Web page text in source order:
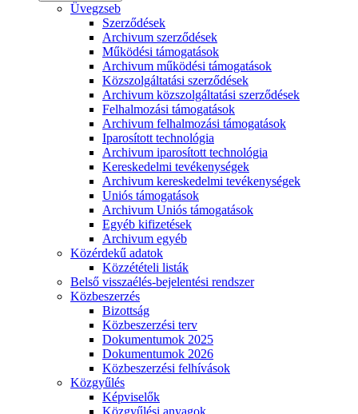
Üvegzseb
Szerződések
Archivum szerződések
Működési támogatások
Archivum működési támogatások
Közszolgáltatási szerződések
Archivum közszolgáltatási szerződések
Felhalmozási támogatások
Archivum felhalmozási támogatások
Iparosított technológia
Archivum iparosított technológia
Kereskedelmi tevékenységek
Archivum kereskedelmi tevékenységek
Uniós támogatások
Archivum Uniós támogatások
Egyéb kifizetések
Archivum egyéb
Közérdekű adatok
Közzétételi listák
Belső visszaélés-bejelentési rendszer
Közbeszerzés
Bizottság
Közbeszerzési terv
Dokumentumok 2025
Dokumentumok 2026
Közbeszerzési felhívások
Közgyűlés
Képviselők
Közgyűlési anyagok